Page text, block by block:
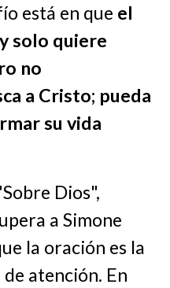
está en que el
solo quiere
no
a Cristo; pueda
su vida
Dios",
a Simone
la oración es la
atención. En